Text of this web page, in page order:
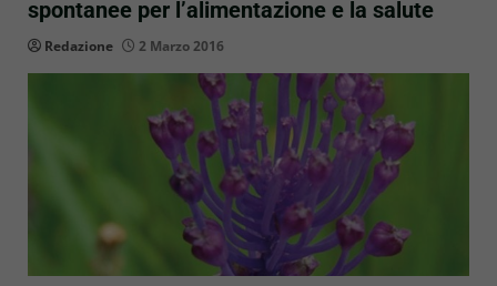
spontanee per l’alimentazione e la salute
Redazione 2 Marzo 2016